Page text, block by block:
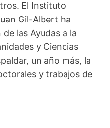
El Instituto
Gil-Albert ha
las Ayudas a la
y Ciencias
un año más, la
y trabajos de